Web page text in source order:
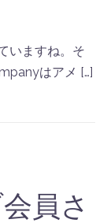
いますね。そ
はアメ […]
員さ